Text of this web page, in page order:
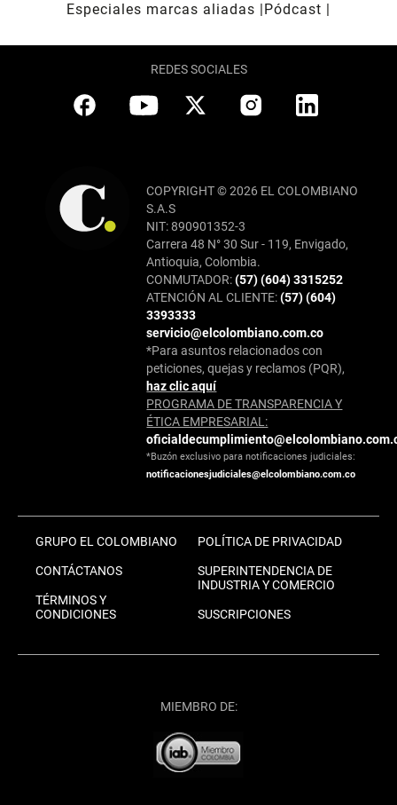
Especiales marcas aliadas
Pódcast
REDES SOCIALES
COPYRIGHT © 2026 EL COLOMBIANO
S.A.S
NIT: 890901352-3
Carrera 48 N° 30 Sur - 119, Envigado,
Antioquia, Colombia.
CONMUTADOR:(57) (604) 3315252
ATENCIÓN AL CLIENTE:(57) (604)
3393333
servicio@elcolombiano.com.co
*Para asuntos relacionados con
peticiones, quejas y reclamos (PQR),
haz clic aquí
PROGRAMA DE TRANSPARENCIA Y
ÉTICA EMPRESARIAL:
*Buzón exclusivo para notificaciones judiciales:
notificacionesjudiciales@elcolombiano.com.co
GRUPO EL COLOMBIANO
CONTÁCTANOS
TÉRMINOS Y
CONDICIONES
POLÍTICA DE PRIVACIDAD
SUPERINTENDENCIA DE
INDUSTRIA Y COMERCIO
SUSCRIPCIONES
MIEMBRO DE: